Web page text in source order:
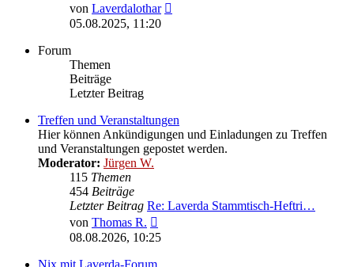
von Laverdalothar
05.08.2025, 11:20
Forum
Themen
Beiträge
Letzter Beitrag
Treffen und Veranstaltungen
Hier können Ankündigungen und Einladungen zu Treffen
und Veranstaltungen gepostet werden.
Moderator: Jürgen W.
115 Themen
454 Beiträge
Letzter Beitrag Re: Laverda Stammtisch-Heftri…
von Thomas R.
Beitrag
08.08.2026, 10:25
Nix mit Laverda-Forum